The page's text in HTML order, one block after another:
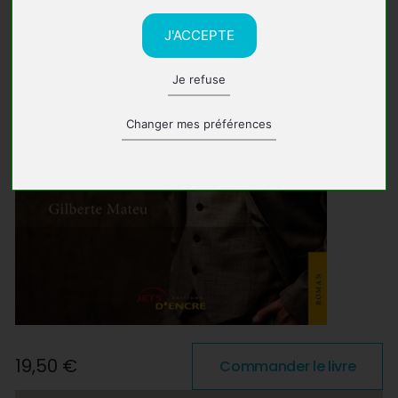
J'ACCEPTE
Je refuse
Changer mes préférences
19,50 € Commander le livre